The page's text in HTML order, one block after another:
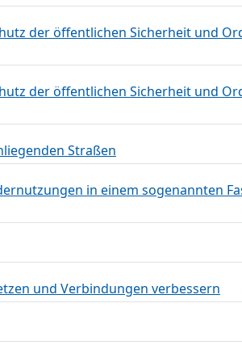
der öffentlichen Sicherheit und
der öffentlichen Sicherheit und
Straßen
in einem sogenannten
und Verbindungen verbessern